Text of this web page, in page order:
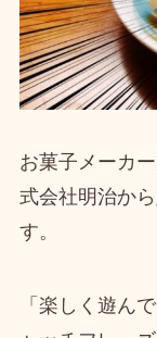
お菓子メーカ
式会社明治か
す。
「楽しく遊ん